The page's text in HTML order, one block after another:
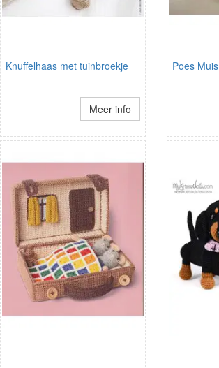
Knuffelhaas met tuinbroekje
Meer info
Poes Muis